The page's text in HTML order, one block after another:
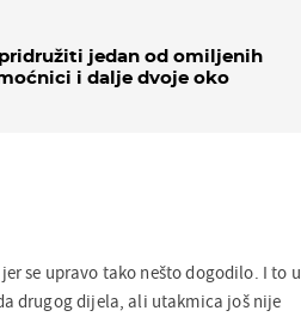
jedan od omiljenih
i dalje dvoje oko
se upravo tako nešto dogodilo. I to u
drugog dijela, ali utakmica još nije